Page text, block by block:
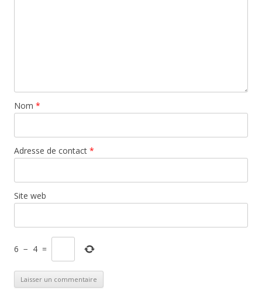
Nom *
Adresse de contact *
Site web
6 − 4 =